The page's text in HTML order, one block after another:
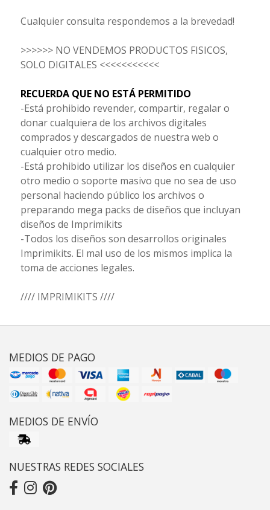
Cualquier consulta respondemos a la brevedad!
>>>>>> NO VENDEMOS PRODUCTOS FISICOS,
SOLO DIGITALES <<<<<<<<<<<
RECUERDA QUE NO ESTÁ PERMITIDO
-Está prohibido revender, compartir, regalar o
donar cualquiera de los archivos digitales
comprados y descargados de nuestra web o
cualquier otro medio.
-Está prohibido utilizar los diseños en cualquier
otro medio o soporte masivo que no sea de uso
personal haciendo público los archivos o
preparando mega packs de diseños que incluyan
diseños de Imprimikits
-Todos los diseños son desarrollos originales
Imprimikits. El mal uso de los mismos implica la
toma de acciones legales.
//// IMPRIMIKITS ////
MEDIOS DE PAGO
MEDIOS DE ENVÍO
NUESTRAS REDES SOCIALES